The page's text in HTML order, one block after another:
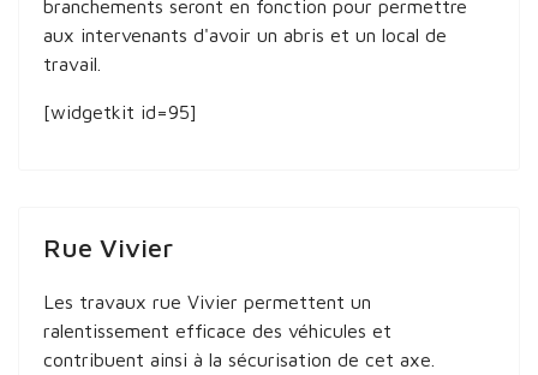
branchements seront en fonction pour permettre
aux intervenants d'avoir un abris et un local de
travail.
[widgetkit id=95]
Rue Vivier
Les travaux rue Vivier permettent un
ralentissement efficace des véhicules et
contribuent ainsi à la sécurisation de cet axe.